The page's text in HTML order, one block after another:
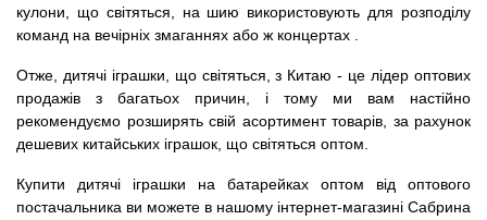
кулони, що світяться, на шию використовують для розподілу
команд на вечірніх змаганнях або ж концертах .
Отже, дитячі іграшки, що світяться, з Китаю - це лідер оптових
продажів з багатьох причин, і тому ми вам настійно
рекомендуємо розширять свій асортимент товарів, за рахунок
дешевих китайських іграшок, що світяться оптом.
Купити дитячі іграшки на батарейках оптом від оптового
постачальника ви можете в нашому інтернет-магазині Сабрина